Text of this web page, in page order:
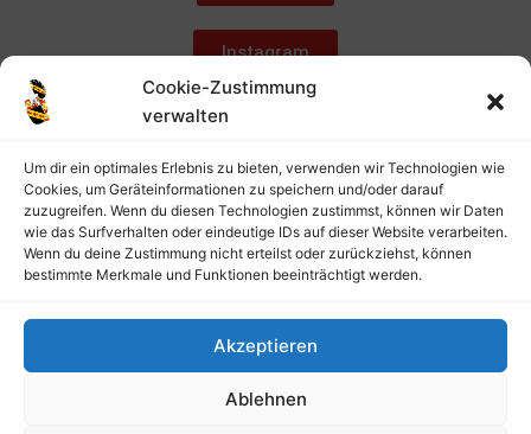
Cookie-Zustimmung
verwalten
Um dir ein optimales Erlebnis zu bieten, verwenden wir Technologien wie
Cookies, um Geräteinformationen zu speichern und/oder darauf
zuzugreifen. Wenn du diesen Technologien zustimmst, können wir Daten
wie das Surfverhalten oder eindeutige IDs auf dieser Website verarbeiten.
Wenn du deine Zustimmung nicht erteilst oder zurückziehst, können
bestimmte Merkmale und Funktionen beeinträchtigt werden.
Akzeptieren
Ablehnen
Instagram
Unsere Häs
Über uns